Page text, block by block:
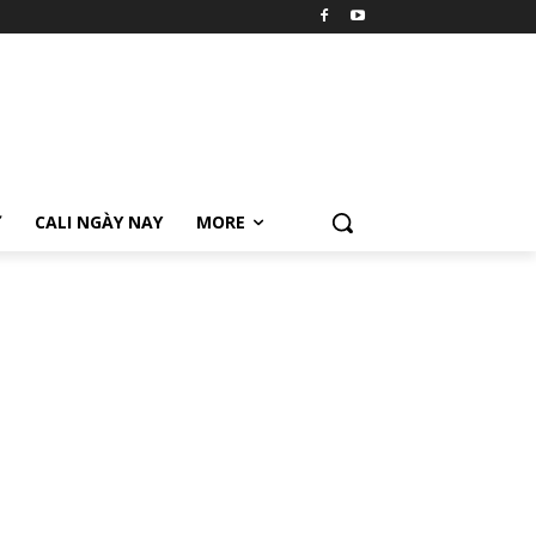
CALI NGÀY NAY MORE